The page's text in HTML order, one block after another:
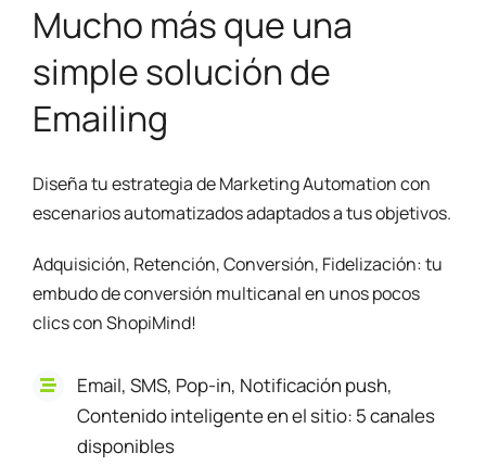
Mucho más que una
simple solución de
Emailing
Diseña tu estrategia de Marketing Automation con
escenarios automatizados adaptados a tus objetivos.
Adquisición, Retención, Conversión, Fidelización: tu
embudo de conversión multicanal en unos pocos
clics con ShopiMind!
Email, SMS, Pop-in, Notificación push,
Contenido inteligente en el sitio: 5 canales
disponibles